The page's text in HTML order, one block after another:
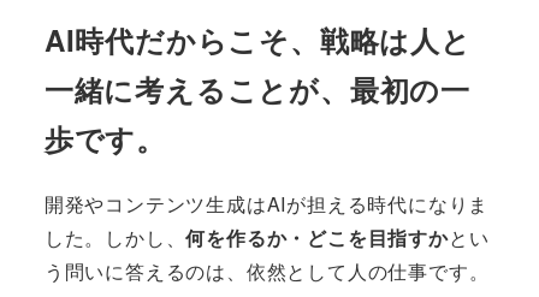
AI時代だからこそ、戦略は人と
一緒に考えることが、最初の一
歩です。
開発やコンテンツ生成はAIが担える時代になりま
した。しかし、何を作るか・どこを目指すかとい
う問いに答えるのは、依然として人の仕事です。